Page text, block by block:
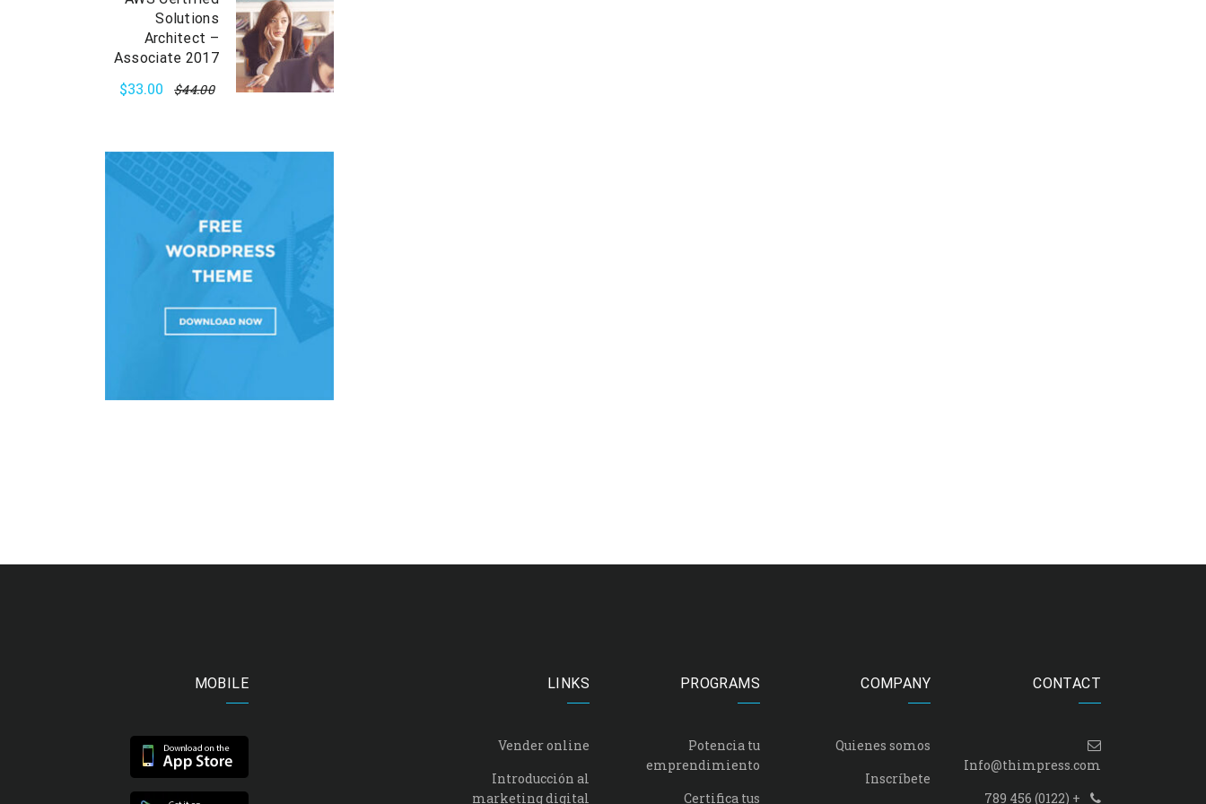
Solutions
Architect –
Associate 2017
$44.00
$33.00
CONTACT
Info@thimpress.com
+ (0122) 456 789
COMPANY
Quienes somos
Inscríbete
PROGRAMS
Potencia tu
emprendimiento
Certifica tus
LINKS
Vender online
Introducción al
marketing digital
MOBILE